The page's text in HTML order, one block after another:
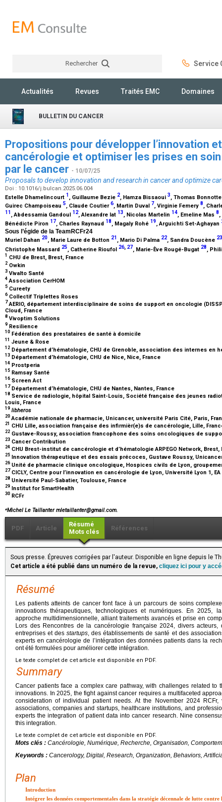
Rechercher Service
Actualités Revues Traités EMC Domaines
BULLETIN DU CANCER
Propositions pour développer l’innovation
cancérologie et optimiser les prises en
par le cancer - 10/07/25
Proposals to develop innovation and research in cancer and optimize
Doi : 10.1016/j.bulcan.2025.06.004
Estelle Dhamelincourt 1 , Guillaume Bezie 2, Hamza Bissaoui 3, Thomas
Guirec Champoiseau 5, Claude Coutier6, Martin Duval 7, Virginie Femery 8,
11 , Abdessamia Gandoul 12, Alexandre Iat 13, Nicolas Martelin 14, Emeline Mas 8
Bénédicte Piron 17, Charles Raynaud 18, Magaly Rohé 19, Arguichti Set-Aghayan
Sous l’égide de la TeamRCFr24
Muriel Dahan 20, Marie Laure de Botton 21 , Mario Di Palma 22, Sandra Doucène 23
Christophe Massard 25, Catherine Rioufol 26, 27, Marie-Ève Rougé-Bugat 28,
1 CHU de Brest, Brest, France
2 Owkin
3 Vivalto Santé
4 Association CerHOM
5 Cureety
6Collectif Triplettes Roses
7 AERIO, département interdisciplinaire de soins de support en oncologie
Cloud, France
8 Vivoptim Solutions
9 Resilience
10 Fédération des prestataires de santé à domicile
11 Jeune & Rose
12 Département d’hématologie, CHU de Grenoble, association des internes en
13 Département d’hématologie, CHU de Nice, Nice, France
14 Prostperia
15 Ramsay Santé
16Screen Act
17 Département d’hématologie, CHU de Nantes, Nantes, France
18 Service de radiologie, hôpital Saint-Louis, Société française des jeunes
Louis, France
19 libheros
20 Académie nationale de pharmacie, Unicancer, université Paris Cité, Paris,
21 CHU Lille, association française des infirmièr(e)s de cancérologie, Lille,
22 Gustave-Roussy, association francophone des soins oncologiques de
23 Cancer Contribution
24 CHU Brest-institut de cancérologie et d’hématologie ARPEGO Network, Brest,
25 Innovation thérapeutique et des essais précoces, Gustave Roussy,
26Unité de pharmacie clinique oncologique, Hospices civils de Lyon,
27 CICLY, Centre pour l’innovation en cancérologie de Lyon, Université Lyon 1,
28 Université Paul-Sabatier, Toulouse, France
29 Institut for SmartHealth
30 RCFr
⁎Michel Le Taillanter mletaillanter@gmail.com.
PDF Article
Résumé
Mots clés
Références
Sous presse. Épreuves corrigées par l'auteur. Disponible en ligne depuis le
Cet article a été publié dans un numéro de la revue, cliquez ici pour y
Résumé
Les patients atteints de cancer font face à un parcours de soins
innovations thérapeutiques, technologiques et numériques. En 2025,
approche multidimensionnelle, alliant traitements avancés et prise en
Lors des Rencontres de la cancérologie française 2024, divers
entreprises et desstartups , des établissements de santé et des
experts en cancérologie de l’intégration des données patients dans la
ont été formulées pour améliorer cette intégration.
Le texte complet de cet article est disponible en PDF.
Summary
Cancer patients face a complex care pathway, with challenges related to
innovations. In 2025, the fight against cancer requires a multifaceted
consideration of individual patient needs. At the November 2024 RCFr,
associations, companies and startups, healthcare institutions, and
experts the integration of patient data into cancer research. Nine
this integration.
Le texte complet de cet article est disponible en PDF.
Mots clés : Cancérologie, Numérique, Recherche, Organisation,
Keywords : Cancerology, Digital, Research, Organization, Behaviors,
Plan
Introduction
Intégrer les données comportementales dans la stratégie décennale de lutte contre